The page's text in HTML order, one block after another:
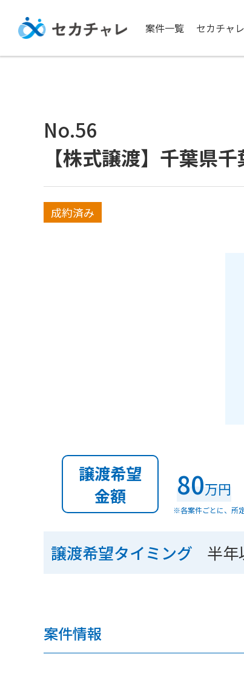
案件一覧 セカチャ
No.56
【株式譲渡】千葉県
成約済み
譲渡希望
金額
80万円
※各案件ごとに、所
譲渡希望タイミング 半年
案件情報